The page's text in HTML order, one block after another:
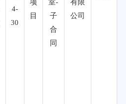
4-
30
项
目
室-
子
合
同
有限
公司